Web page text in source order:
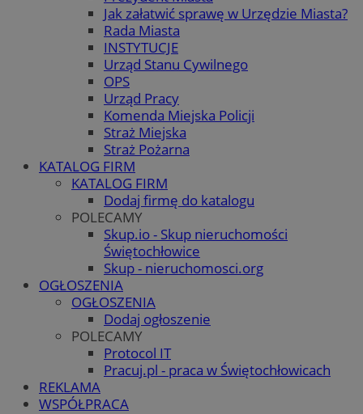
Jak załatwić sprawę w Urzędzie Miasta?
Rada Miasta
INSTYTUCJE
Urząd Stanu Cywilnego
OPS
Urząd Pracy
Komenda Miejska Policji
Straż Miejska
Straż Pożarna
KATALOG FIRM
KATALOG FIRM
Dodaj firmę do katalogu
POLECAMY
Skup.io - Skup nieruchomości
Świętochłowice
Skup - nieruchomosci.org
OGŁOSZENIA
OGŁOSZENIA
Dodaj ogłoszenie
POLECAMY
Protocol IT
Pracuj.pl - praca w Świętochłowicach
REKLAMA
WSPÓŁPRACA